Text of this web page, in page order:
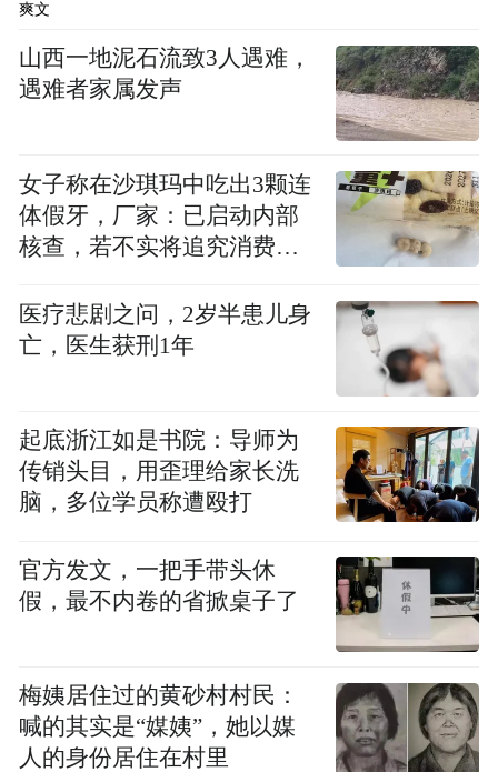
梁。
活动期间，除了每日不间断的主题演艺、山
海音乐会、灯光秀，还将推出山海魔术秀、
活动将吸引80万人次参与，总曝光量超1500
万次，真正实现“品牌整合、渠道拓展、产业
据悉，博览会将持续至12月21日。活动的举
办为大湾区与大西南地区的产品流通搭建平
“特别声明：以上作品内容(包括在内的视频、图片或音
频)为凤凰网旗下自媒体平台“大风号”用户上传并发
Notice: The content above (including the videos,
pictures and audios if any) is uploaded and posted
by the user of Dafeng Hao, which is a social media
platform and merely provides information storage
爽文
山西一地泥石流致3人遇难，
遇难者家属发声
女子称在沙琪玛中吃出3颗连
体假牙，厂家：已启动内部
核查，若不实将追究消费者
医疗悲剧之问，2岁半患儿身
亡，医生获刑1年
起底浙江如是书院：导师为
传销头目，用歪理给家长洗
脑，多位学员称遭殴打
官方发文，一把手带头休
假，最不内卷的省掀桌子了
梅姨居住过的黄砂村村民：
喊的其实是“媒姨”，她以媒
人的身份居住在村里